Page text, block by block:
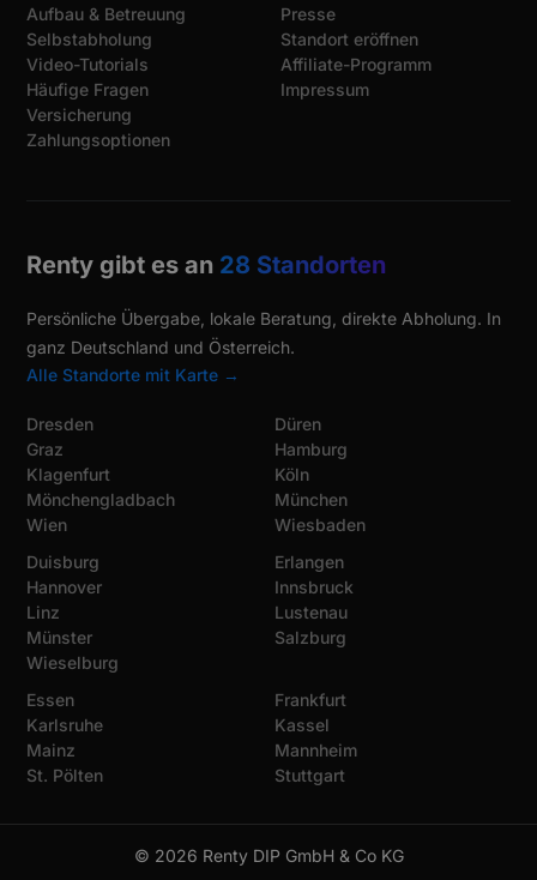
Aufbau & Betreuung
Selbstabholung
Video-Tutorials
Häufige Fragen
Versicherung
Zahlungsoptionen
Presse
Standort eröffnen
Affiliate-Programm
Impressum
Renty gibt es an 28 Standorten
Persönliche Übergabe, lokale Beratung, direkte Abholung. In
ganz Deutschland und Österreich.
Alle Standorte mit Karte →
Dresden
Graz
Klagenfurt
Mönchengladbach
Wien
Düren
Hamburg
Köln
München
Wiesbaden
Duisburg
Hannover
Linz
Münster
Wieselburg
Erlangen
Innsbruck
Lustenau
Salzburg
Essen
Karlsruhe
Mainz
St. Pölten
Frankfurt
Kassel
Mannheim
Stuttgart
© 2026 Renty DIP GmbH & Co KG